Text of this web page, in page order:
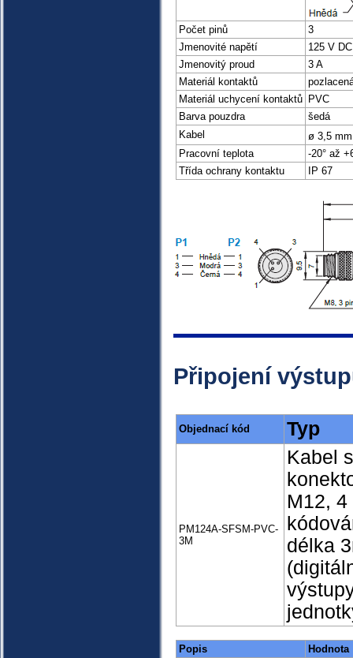
Počet pinů
3
Jmenovité napětí
125 V
Jmenovitý proud
3 A
Materiál kontaktů
Materiál uchycení kontaktů PVC
Barva pouzdra
šedá
Kabel
ø 3,5
Pracovní teplota
-20° až
Třída ochrany kontaktu
IP 67
Připojení
Objednací kód Typ
PM124A-SFSM-PVC-
3M
Kabel s
M12, 4
délka
Popis Hodnota